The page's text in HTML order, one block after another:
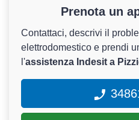
Prenota un
Contattaci, descrivi il
elettrodomestico e prendi
l'assistenza Indesit a